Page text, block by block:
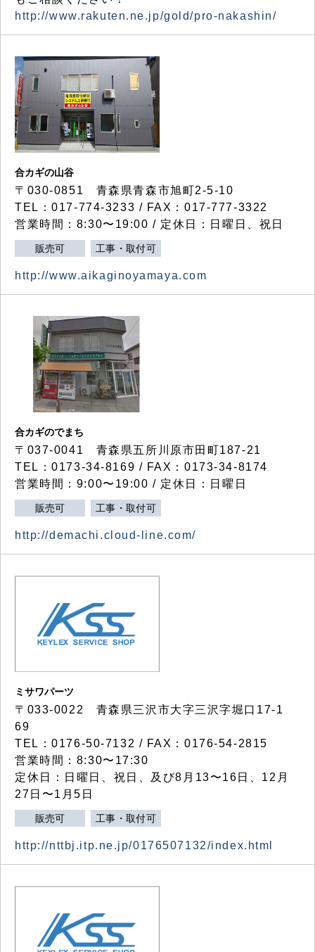
http://www.rakuten.ne.jp/gold/pro-nakashin/
合カギの山谷
〒030-0851 青森県青森市旭町2-5-10
TEL：017-774-3233 / FAX：017-777-3322
営業時間：8:30〜19:00 / 定休日：日曜日、祝日
販売可 工事・取付可
http://www.aikaginoyamaya.com
合カギのでまち
〒037-0041 青森県五所川原市田町187-21
TEL：0173-34-8169 / FAX：0173-34-8174
営業時間：9:00〜19:00 / 定休日：日曜日
販売可 工事・取付可
http://demachi.cloud-line.com/
ミサワパーツ
〒033-0022 青森県三沢市大字三沢字堀口17-1
69
TEL：0176-50-7132 / FAX：0176-54-2815
営業時間：8:30〜17:30
定休日：日曜日、祝日、及び8月13〜16日、12月
27日〜1月5日
販売可 工事・取付可
http://nttbj.itp.ne.jp/0176507132/index.html